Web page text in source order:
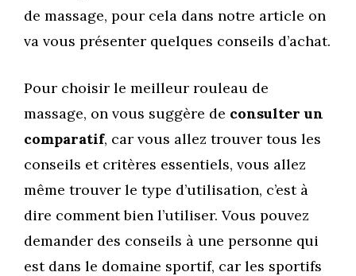
de massage, pour cela dans notre article on
va vous présenter quelques conseils d’achat.
Pour choisir le meilleur rouleau de
massage, on vous suggère de consulter un
comparatif, car vous allez trouver tous les
conseils et critères essentiels, vous allez
même trouver le type d’utilisation, c’est à
dire comment bien l’utiliser. Vous pouvez
demander des conseils à une personne qui
est dans le domaine sportif, car les sportifs